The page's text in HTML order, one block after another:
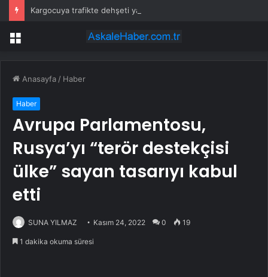
Kargocuya trafikte dehşeti yaşatmıştı: Cezası belli oldu
Menü
Anasayfa / Haber
Haber
Avrupa Parlamentosu,
Rusya’yı “terör destekçisi
ülke” sayan tasarıyı kabul
etti
SUNA YILMAZ Kasım 24, 2022 0 19
1 dakika okuma süresi